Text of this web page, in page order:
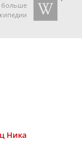
больше
Ника